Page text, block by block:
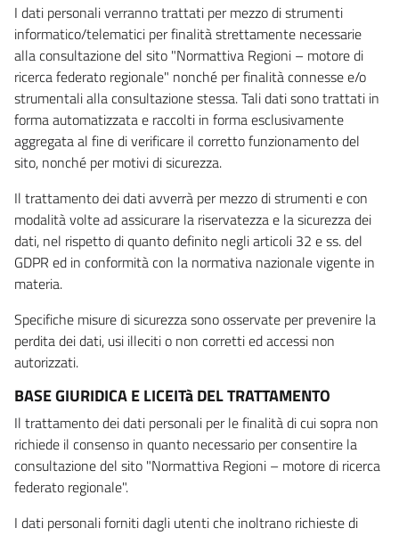
I dati personali verranno trattati per mezzo di strumenti
informatico/telematici per finalità strettamente necessarie
alla consultazione del sito "Normattiva Regioni – motore di
ricerca federato regionale" nonché per finalità connesse e/o
strumentali alla consultazione stessa. Tali dati sono trattati in
forma automatizzata e raccolti in forma esclusivamente
aggregata al fine di verificare il corretto funzionamento del
sito, nonché per motivi di sicurezza.
Il trattamento dei dati avverrà per mezzo di strumenti e con
modalità volte ad assicurare la riservatezza e la sicurezza dei
dati, nel rispetto di quanto definito negli articoli 32 e ss. del
GDPR ed in conformità con la normativa nazionale vigente in
materia.
Specifiche misure di sicurezza sono osservate per prevenire la
perdita dei dati, usi illeciti o non corretti ed accessi non
autorizzati.
BASE GIURIDICA E LICEITà DEL TRATTAMENTO
Il trattamento dei dati personali per le finalità di cui sopra non
richiede il consenso in quanto necessario per consentire la
consultazione del sito "Normattiva Regioni – motore di ricerca
federato regionale".
I dati personali forniti dagli utenti che inoltrano richieste di